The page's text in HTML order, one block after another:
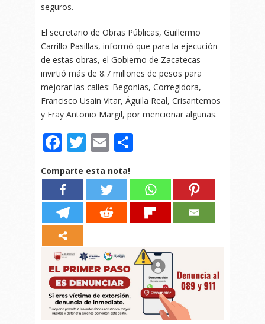
seguros.
El secretario de Obras Públicas, Guillermo
Carrillo Pasillas, informó que para la ejecución
de estas obras, el Gobierno de Zacatecas
invirtió más de 8.7 millones de pesos para
mejorar las calles: Begonias, Corregidora,
Francisco Usain Vitar, Águila Real, Crisantemos
y Fray Antonio Margil, por mencionar algunas.
Facebook
Twitter
Email
Comparte esta nota!